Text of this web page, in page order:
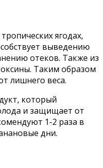
ягодах,
выведению
отеков. Также из
Таким образом
лишнего веса.
который
и защищает от
1-2 раза в
дни.